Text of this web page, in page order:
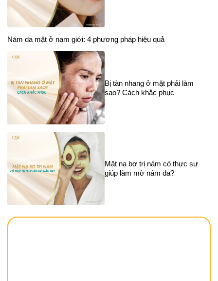
Nám da mặt ở nam giới: 4 phương pháp hiệu quả
Bị tàn nhang ở mặt phải làm
sao? Cách khắc phục
Mặt nạ bơ trị nám có thực sự
giúp làm mờ nám da?